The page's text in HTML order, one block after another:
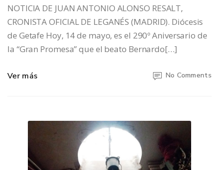
NOTICIA DE JUAN ANTONIO ALONSO RESALT,
CRONISTA OFICIAL DE LEGANÉS (MADRID). Diócesis
de Getafe Hoy, 14 de mayo, es el 290º Aniversario de
la “Gran Promesa” que el beato Bernardo[…]
Ver más No Comments